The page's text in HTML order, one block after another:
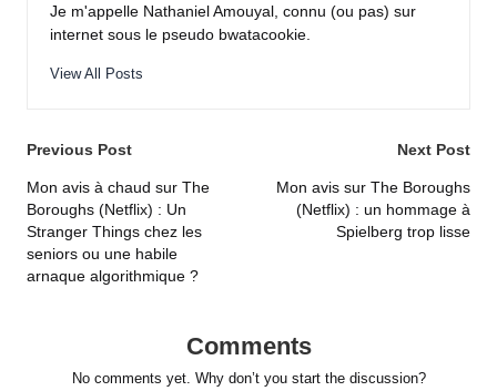
Je m'appelle Nathaniel Amouyal, connu (ou pas) sur
internet sous le pseudo bwatacookie.
View All Posts
Post
navigation
Previous Post
Mon avis à chaud sur The
Boroughs (Netflix) : Un
Stranger Things chez les
seniors ou une habile
arnaque algorithmique ?
Next Post
Mon avis sur The Boroughs
(Netflix) : un hommage à
Spielberg trop lisse
Comments
No comments yet. Why don’t you start the discussion?